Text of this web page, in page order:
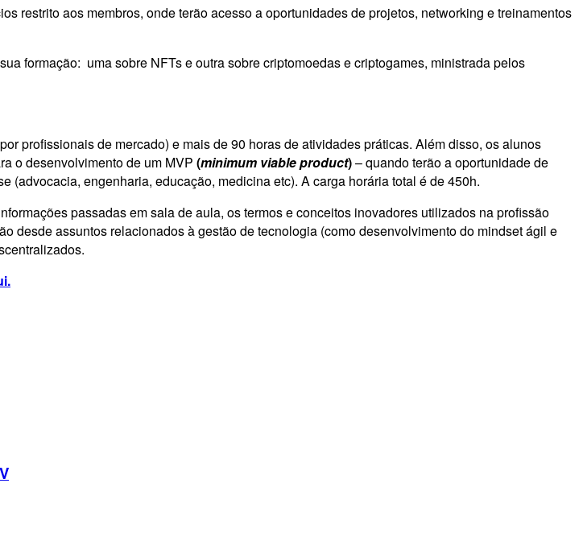
restrito aos membros, onde terão acesso a oportunidades de projetos, networking e treinamentos
formação: uma sobre NFTs e outra sobre criptomoedas e criptogames, ministrada pelos
profissionais de mercado) e mais de 90 horas de atividades práticas. Além disso, os alunos
o desenvolvimento de um MVP (minimum viable product)– quando terão a oportunidade de
engenharia, educação, medicina etc). A carga horária total é de 450h.
passadas em sala de aula, os termos e conceitos inovadores utilizados na profissão
desde assuntos relacionados à gestão de tecnologia (como desenvolvimento do mindset ágil e